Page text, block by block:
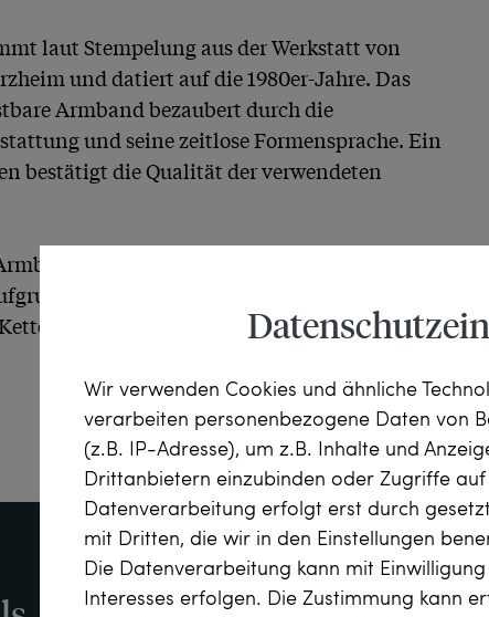
laut Stempelung aus der Werkstatt von
und datiert auf die 1980er-Jahre. Das
Armband bezaubert durch die
und seine zeitlose Formensprache. Ein
bestätigt die Qualität der verwendeten
mit Saphiren und Rubinen vom
ihrer baugleichen Schließen auch
getragen werden können.
sind so zeitlos, dass sie seit vielen
hergestellt werden. Hierzu gehören
klassischen Kettenmuster, welche in
als Halsketten und Armbänder getragen
Wir verwenden Cookies und ähnliche
verarbeiten personenbezogene Daten von
(z.B. IP-Adresse), um z.B. Inhalte und
Drittanbietern einzubinden oder Zugriffe
Datenverarbeitung erfolgt erst durch
mit Dritten, die wir in den Einstellungen
Die Datenverarbeitung kann mit
Interesses erfolgen. Die Zustimmung kann